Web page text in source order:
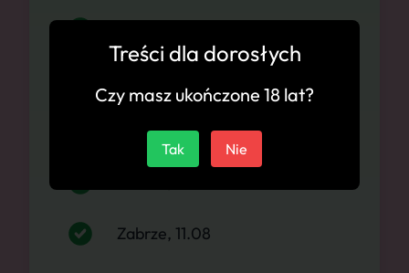
Zabrze, 09.08
Zabrze, 11.08
Treści dla dorosłych
Czy masz ukończone 18 lat?
Tak Nie